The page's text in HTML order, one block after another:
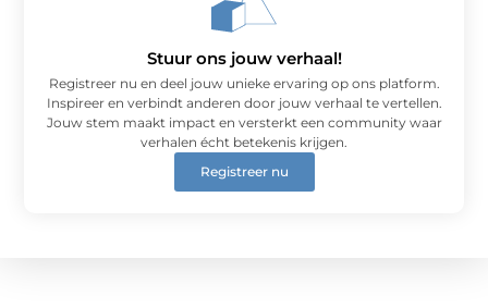
Stuur ons jouw verhaal!
Registreer nu en deel jouw unieke ervaring op ons platform.
Inspireer en verbindt anderen door jouw verhaal te vertellen.
Jouw stem maakt impact en versterkt een community waar
verhalen écht betekenis krijgen.
Registreer nu